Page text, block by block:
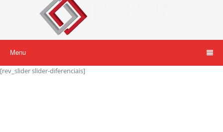
Menu
[rev_slider slider-diferenciais]